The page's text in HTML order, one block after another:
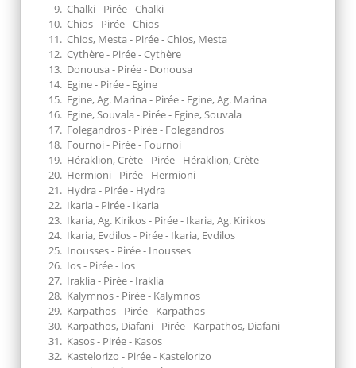
Chalki - Pirée - Chalki
Chios - Pirée - Chios
Chios, Mesta - Pirée - Chios, Mesta
Cythère - Pirée - Cythère
Donousa - Pirée - Donousa
Egine - Pirée - Egine
Egine, Ag. Marina - Pirée - Egine, Ag. Marina
Egine, Souvala - Pirée - Egine, Souvala
Folegandros - Pirée - Folegandros
Fournoi - Pirée - Fournoi
Héraklion, Crète - Pirée - Héraklion, Crète
Hermioni - Pirée - Hermioni
Hydra - Pirée - Hydra
Ikaria - Pirée - Ikaria
Ikaria, Ag. Kirikos - Pirée - Ikaria, Ag. Kirikos
Ikaria, Evdilos - Pirée - Ikaria, Evdilos
Inousses - Pirée - Inousses
Ios - Pirée - Ios
Iraklia - Pirée - Iraklia
Kalymnos - Pirée - Kalymnos
Karpathos - Pirée - Karpathos
Karpathos, Diafani - Pirée - Karpathos, Diafani
Kasos - Pirée - Kasos
Kastelorizo - Pirée - Kastelorizo